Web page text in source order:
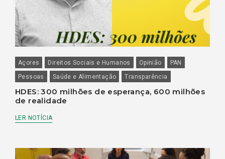
Açores Direitos Sociais e Humanos Opinião
PAN
Pessoas
Saúde e Alimentação Transparência
HDES: 300 milhões de esperança, 600 milhões
de realidade
LER NOTÍCIA